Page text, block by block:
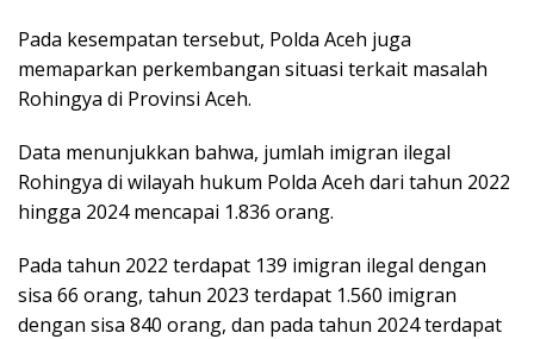
Pada kesempatan tersebut, Polda Aceh juga
memaparkan perkembangan situasi terkait masalah
Rohingya di Provinsi Aceh.
Data menunjukkan bahwa, jumlah imigran ilegal
Rohingya di wilayah hukum Polda Aceh dari tahun 2022
hingga 2024 mencapai 1.836 orang.
Pada tahun 2022 terdapat 139 imigran ilegal dengan
sisa 66 orang, tahun 2023 terdapat 1.560 imigran
dengan sisa 840 orang, dan pada tahun 2024 terdapat